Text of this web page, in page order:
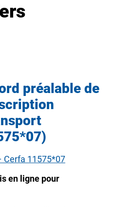
préalable de
Cerfa 11575*07
en ligne pour